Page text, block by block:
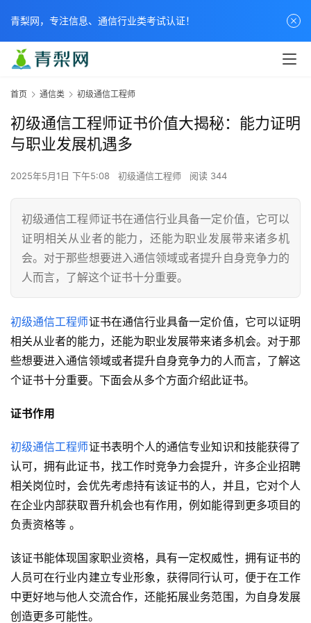
首页 通信类 初级通信工程师
初级通信工程师证书价值大揭秘：能力证明
与职业发展机遇多
2025年5月1日 下午5:08 初级通信工程师 阅读 344
初级通信工程师证书在通信行业具备一定价值，它可以
证明相关从业者的能力，还能为职业发展带来诸多机
会。对于那些想要进入通信领域或者提升自身竞争力的
人而言，了解这个证书十分重要。
初级通信工程师证书在通信行业具备一定价值，它可以证明
相关从业者的能力，还能为职业发展带来诸多机会。对于那
些想要进入通信领域或者提升自身竞争力的人而言，了解这
个证书十分重要。下面会从多个方面介绍此证书。
证书作用
初级通信工程师证书表明个人的通信专业知识和技能获得了
认可，拥有此证书，找工作时竞争力会提升，许多企业招聘
相关岗位时，会优先考虑持有该证书的人，并且，它对个人
在企业内部获取晋升机会也有作用，例如能得到更多项目的
负责资格等 。
该证书能体现国家职业资格，具有一定权威性，拥有证书的
人员可在行业内建立专业形象，获得同行认可，便于在工作
中更好地与他人交流合作，还能拓展业务范围，为自身发展
创造更多可能性。
青梨网，专注信息、通信行业类考试认证！